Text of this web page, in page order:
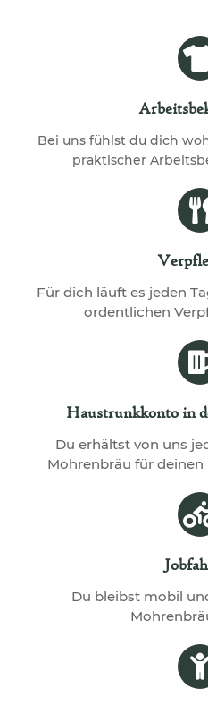
Bei uns fühlst du dich
praktischer
Für dich läuft es jeden
ordentlichen
Haustrunkkonto in
Du erhältst von uns
Mohrenbräu für deinen
Du bleibst mobil